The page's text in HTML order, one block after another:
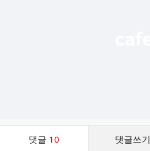
댓글 10 댓글쓰기